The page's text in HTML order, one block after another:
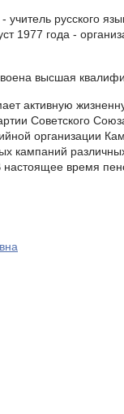
русского
1977 года -
высшая
активную
Советского
организации
кампаний
настоящее время